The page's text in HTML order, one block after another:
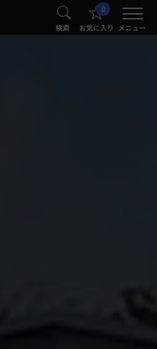
検索
0
お気に入り メニュー
®